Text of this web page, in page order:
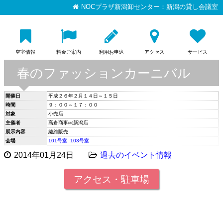
NOCプラザ新潟卸センター：新潟の貸し会議室
空室情報 料金ご案内 利用お申込 アクセス サービス
春のファッションカーニバル
開催日
平成２６年２月１４日～１５日
時間
９：００～１７：００
対象
小売店
主催者
高倉商事㈱新潟店
展示内容
繊維販売
会場
101号室 103号室
2014年01月24日 過去のイベント情報
アクセス・駐車場